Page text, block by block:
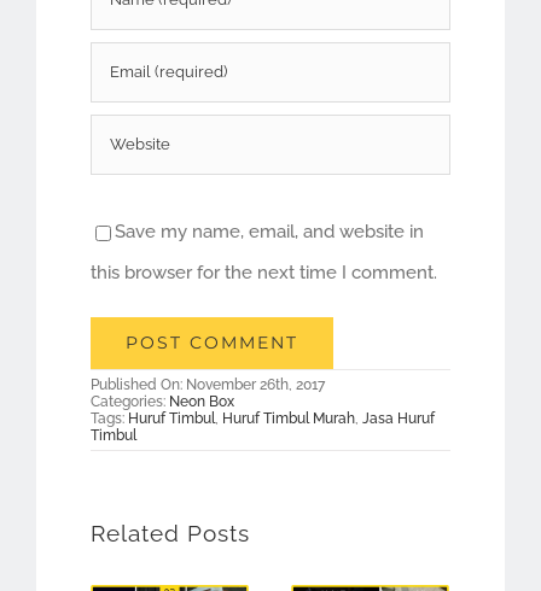
Save my name, email, and website in
this browser for the next time I comment.
Published On: November 26th, 2017
Categories: Neon Box
Tags: Huruf Timbul, Huruf Timbul Murah, Jasa Huruf
Timbul
Related Posts